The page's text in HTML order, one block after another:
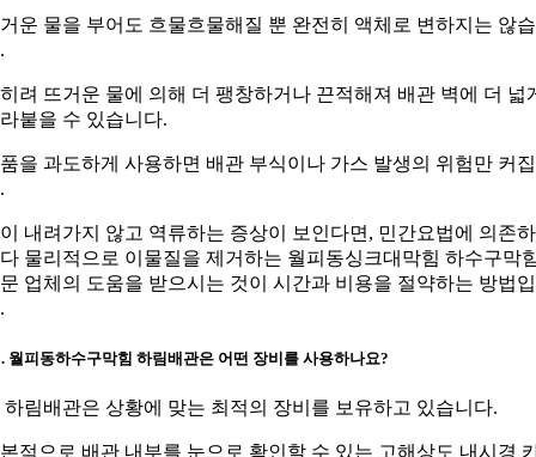
운 물을 부어도 흐물흐물해질 뿐 완전히 액체로 변하지는 않
려 뜨거운 물에 의해 더 팽창하거나 끈적해져 배관 벽에 더 넓
붙을 수 있습니다.
을 과도하게 사용하면 배관 부식이나 가스 발생의 위험만 커
내려가지 않고 역류하는 증상이 보인다면, 민간요법에 의존
물리적으로 이물질을 제거하는 월피동싱크대막힘 하수구막
업체의 도움을 받으시는 것이 시간과 비용을 절약하는 방법
월피동하수구막힘 하림배관은 어떤 장비를 사용하나요?
하림배관은 상황에 맞는 최적의 장비를 보유하고 있습니다.
적으로 배관 내부를 눈으로 확인할 수 있는 고해상도 내시경